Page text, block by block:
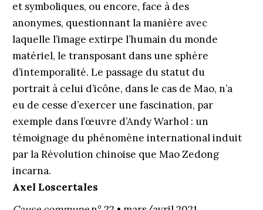
et symboliques, ou encore, face à des
anonymes, questionnant la manière avec
laquelle l’image extirpe l’humain du monde
matériel, le transposant dans une sphère
d’intemporalité. Le passage du statut du
portrait à celui d’icône, dans le cas de Mao, n’a
eu de cesse d’exercer une fascination, par
exemple dans l’œuvre d’Andy Warhol : un
témoignage du phénomène international induit
par la Révolution chinoise que Mao Zedong
incarna.
Axel Loscertales